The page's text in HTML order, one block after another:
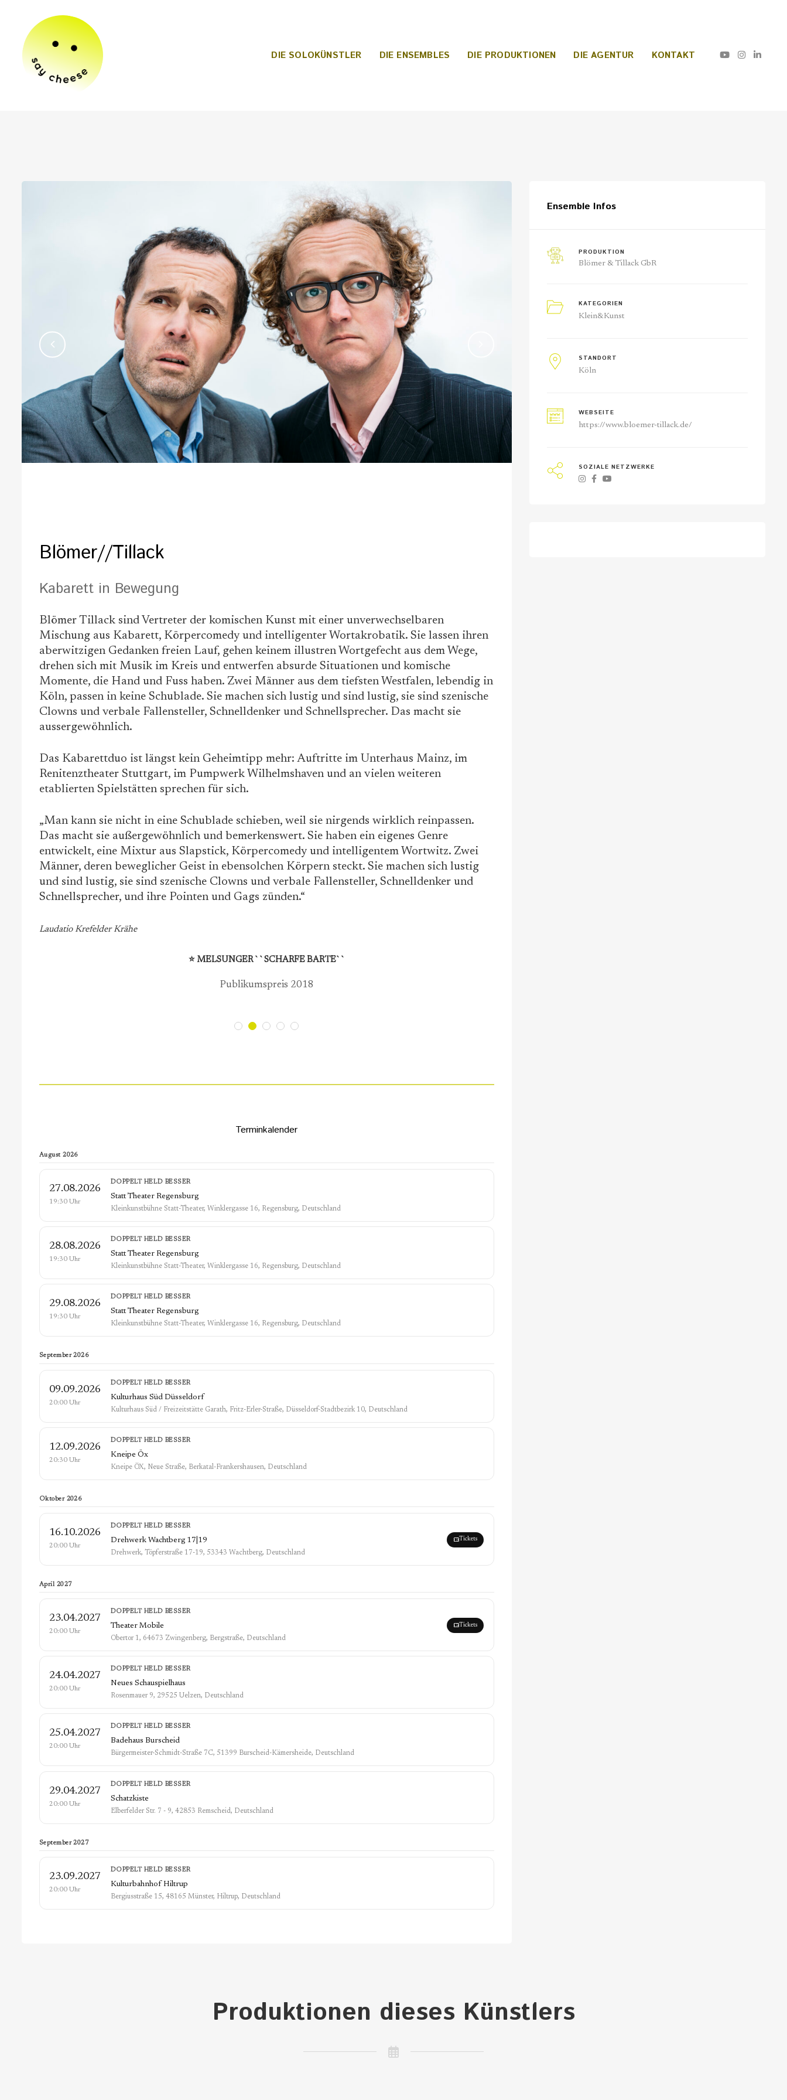
DIE SOLOKÜNSTLER DIE ENSEMBLES DIE PRODUKTIONEN DIE AGENTUR KONTAKT
Blömer//Tillack
Kabarett in Bewegung
Blömer Tillack sind Vertreter der komischen Kunst mit einer unverwechselbaren
Mischung aus Kabarett, Körpercomedy und intelligenter Wortakrobatik. Sie lassen ihren
aberwitzigen Gedanken freien Lauf, gehen keinem illustren Wortgefecht aus dem Wege,
drehen sich mit Musik im Kreis und entwerfen absurde Situationen und komische
Momente, die Hand und Fuss haben. Zwei Männer aus dem tiefsten Westfalen, lebendig in
Köln, passen in keine Schublade. Sie machen sich lustig und sind lustig, sie sind szenische
Clowns und verbale Fallensteller, Schnelldenker und Schnellsprecher. Das macht sie
aussergewöhnlich.
Das Kabarettduo ist längst kein Geheimtipp mehr: Auftritte im Unterhaus Mainz, im
Renitenztheater Stuttgart, im Pumpwerk Wilhelmshaven und an vielen weiteren
etablierten Spielstätten sprechen für sich.
„Man kann sie nicht in eine Schublade schieben, weil sie nirgends wirklich reinpassen.
Das macht sie außergewöhnlich und bemerkenswert. Sie haben ein eigenes Genre
entwickelt, eine Mixtur aus Slapstick, Körpercomedy und intelligentem Wortwitz. Zwei
Männer, deren beweglicher Geist in ebensolchen Körpern steckt. Sie machen sich lustig
und sind lustig, sie sind szenische Clowns und verbale Fallensteller, Schnelldenker und
Schnellsprecher, und ihre Pointen und Gags zünden.“
Laudatio Krefelder Krähe
⭐️ KABARETTWETTBEWERB PAULANER SOLO
Terminkalender
August 2026
27.08.2026
19:30 Uhr
DOPPELT HELD BESSER
Statt Theater Regensburg
Kleinkunstbühne Statt-Theater, Winklergasse 16, Regensburg, Deutschland
28.08.2026
19:30 Uhr
DOPPELT HELD BESSER
Statt Theater Regensburg
Kleinkunstbühne Statt-Theater, Winklergasse 16, Regensburg, Deutschland
29.08.2026
19:30 Uhr
DOPPELT HELD BESSER
Statt Theater Regensburg
Kleinkunstbühne Statt-Theater, Winklergasse 16, Regensburg, Deutschland
September 2026
09.09.2026
20:00 Uhr
DOPPELT HELD BESSER
Kulturhaus Süd Düsseldorf
Kulturhaus Süd / Freizeitstätte Garath, Fritz-Erler-Straße, Düsseldorf-Stadtbezirk 10, Deutschland
12.09.2026
20:30 Uhr
DOPPELT HELD BESSER
Kneipe Öx
Kneipe ÖX, Neue Straße, Berkatal-Frankershausen, Deutschland
Oktober 2026
16.10.2026
20:00 Uhr
DOPPELT HELD BESSER
Drehwerk Wachtberg 17|19
Drehwerk, Töpferstraße 17-19, 53343 Wachtberg, Deutschland
Tickets
April 2027
23.04.2027
20:00 Uhr
DOPPELT HELD BESSER
Theater Mobile
Obertor 1, 64673 Zwingenberg, Bergstraße, Deutschland
Tickets
24.04.2027
20:00 Uhr
DOPPELT HELD BESSER
Neues Schauspielhaus
Rosenmauer 9, 29525 Uelzen, Deutschland
25.04.2027
20:00 Uhr
DOPPELT HELD BESSER
Badehaus Burscheid
Bürgermeister-Schmidt-Straße 7C, 51399 Burscheid-Kämersheide, Deutschland
29.04.2027
20:00 Uhr
DOPPELT HELD BESSER
Schatzkiste
Elberfelder Str. 7 - 9, 42853 Remscheid, Deutschland
September 2027
23.09.2027
20:00 Uhr
DOPPELT HELD BESSER
Kulturbahnhof Hiltrup
Bergiusstraße 15, 48165 Münster, Hiltrup, Deutschland
Ensemble Infos
PRODUKTION
Blömer & Tillack GbR
KATEGORIEN
Klein&Kunst
STANDORT
Köln
WEBSEITE
https://www.bloemer-tillack.de/
SOZIALE NETZWERKE
Produktionen dieses Künstlers